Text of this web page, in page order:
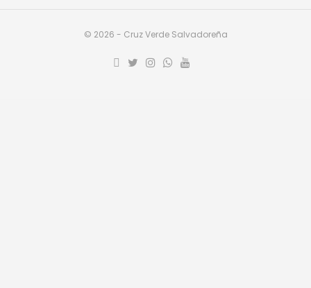
© 2026 - Cruz Verde Salvadoreña